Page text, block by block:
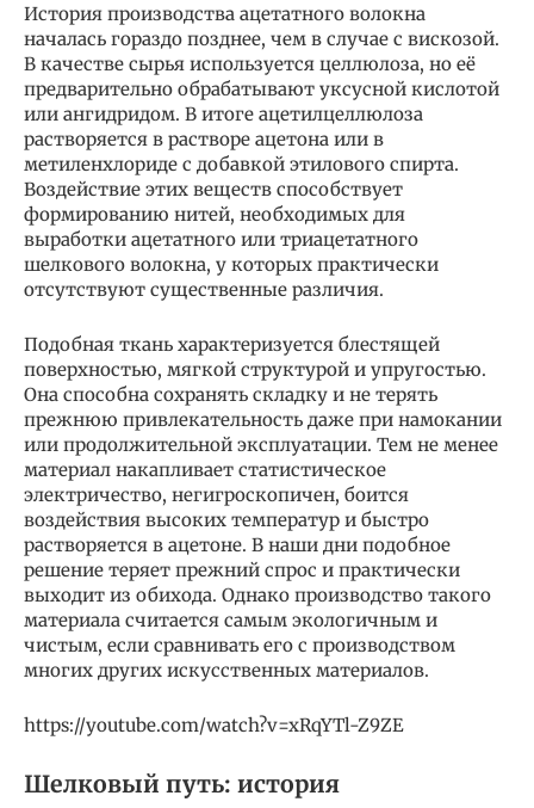
История производства ацетатного волокна
началась гораздо позднее, чем в случае с вискозой.
В качестве сырья используется целлюлоза, но её
предварительно обрабатывают уксусной кислотой
или ангидридом. В итоге ацетилцеллюлоза
растворяется в растворе ацетона или в
метиленхлориде с добавкой этилового спирта.
Воздействие этих веществ способствует
формированию нитей, необходимых для
выработки ацетатного или триацетатного
шелкового волокна, у которых практически
отсутствуют существенные различия.
Подобная ткань характеризуется блестящей
поверхностью, мягкой структурой и упругостью.
Она способна сохранять складку и не терять
прежнюю привлекательность даже при намокании
или продолжительной эксплуатации. Тем не менее
материал накапливает статистическое
электричество, негигроскопичен, боится
воздействия высоких температур и быстро
растворяется в ацетоне. В наши дни подобное
решение теряет прежний спрос и практически
выходит из обихода. Однако производство такого
материала считается самым экологичным и
чистым, если сравнивать его с производством
многих других искусственных материалов.
https://youtube.com/watch?v=xRqYTl-Z9ZE
Шелковый путь: история